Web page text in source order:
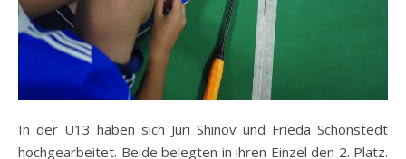
In der U13 haben sich Juri Shinov und Frieda Schönstedt
hochgearbeitet. Beide belegten in ihren Einzel den 2. Platz.